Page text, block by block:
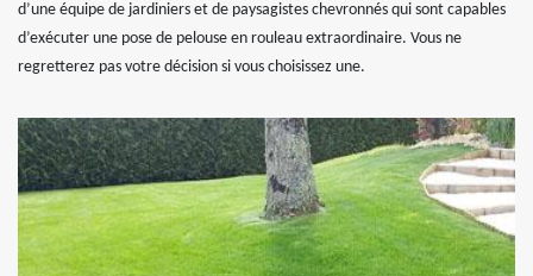
d’une équipe de jardiniers et de paysagistes chevronnés qui sont capables
d’exécuter une pose de pelouse en rouleau extraordinaire. Vous ne
regretterez pas votre décision si vous choisissez une.